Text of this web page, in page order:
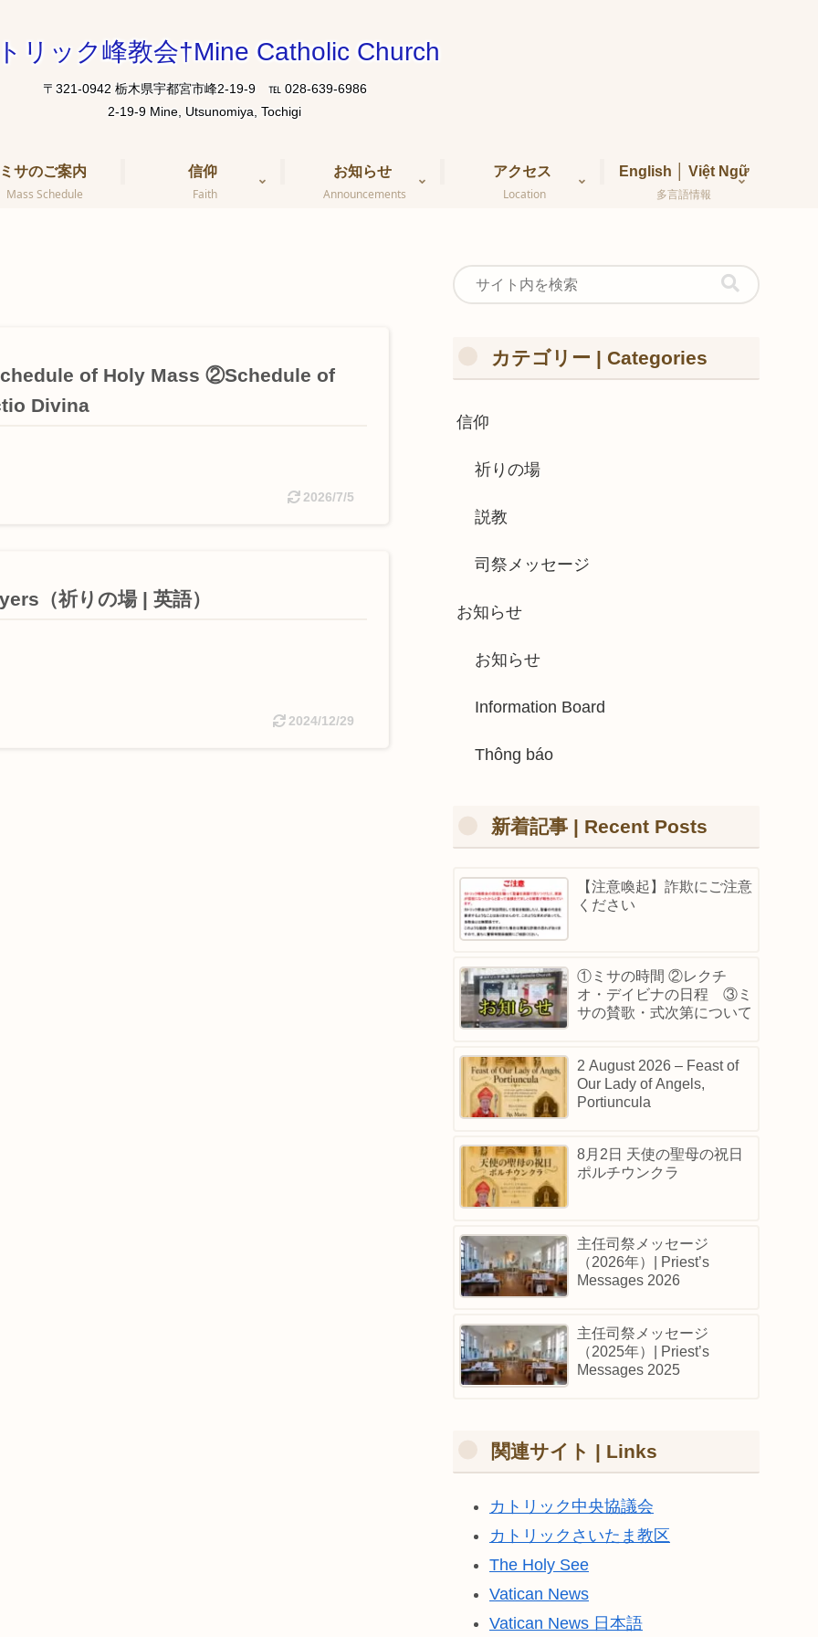
リック峰教会†Mine Catholic Church
〒321-0942 栃木県宇都宮市峰2-19-9 ℡ 028-639-6986
サのご案内
Mass Schedule
信仰
Faith
お知らせ
Announcements
アクセス
Location
English │ Việt Ngữ
多言語情報
of Holy Mass ②Schedule of
Divina
2026/7/5
（祈りの場 | 英語）
2024/12/29
カテゴリー | Categories
信仰
祈りの場
説教
司祭メッセージ
お知らせ
お知らせ
Information Board
Thông báo
新着記事 | Recent Posts
【注意喚起】詐欺にご注意
ください
①ミサの時間 ②レクチ
オ・デイビナの日程 ③ミ
サの賛歌・式次第について
2 August 2026 – Feast of
Our Lady of Angels,
Portiuncula
8月2日 天使の聖母の祝日
ポルチウンクラ
主任司祭メッセージ
（2026年）| Priest’s
Messages 2026
主任司祭メッセージ
（2025年）| Priest’s
Messages 2025
関連サイト | Links
カトリック中央協議会
カトリックさいたま教区
The Holy See
Vatican News
Vatican News 日本語